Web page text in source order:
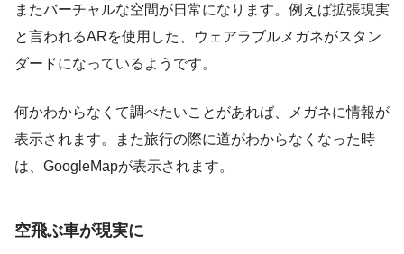
またバーチャルな空間が日常になります。例えば拡張現実
と言われるARを使用した、ウェアラブルメガネがスタン
ダードになっているようです。
何かわからなくて調べたいことがあれば、メガネに情報が
表示されます。また旅行の際に道がわからなくなった時
は、GoogleMapが表示されます。
空飛ぶ車が現実に